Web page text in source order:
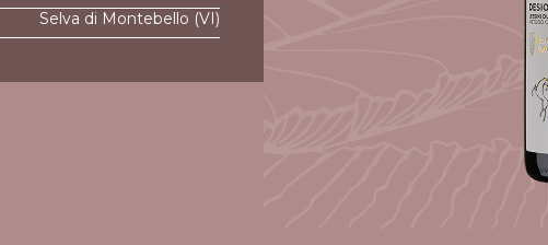
Selva di Montebello (VI)